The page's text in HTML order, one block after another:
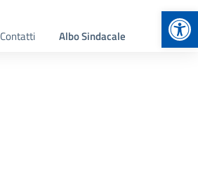
Contatti Albo Sindacale